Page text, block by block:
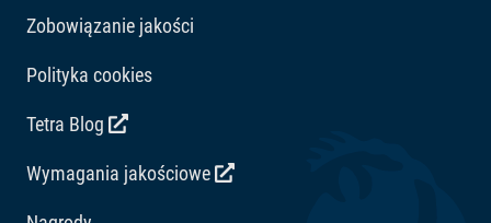
wykorzystanie pokarmu minimalizuje zanieczyszczenie
wody. Wreszcie unikalna receptura z wysokiej jakości
konserwantów – zapewnia optymalny wzrost.
Zobowiązanie jakości
Polityka cookies
Tetra Blog
Wymagania jakościowe